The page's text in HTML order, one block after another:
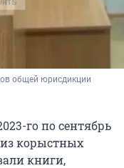
общей юрисдикции
го по сентябрь
корыстных
книги,